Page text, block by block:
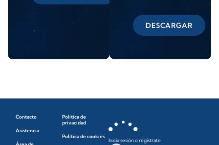
DESCARGAR
Contacto
Asistencia
Política de
privacidad
Política de cookies
Inicia sesión o regístrate